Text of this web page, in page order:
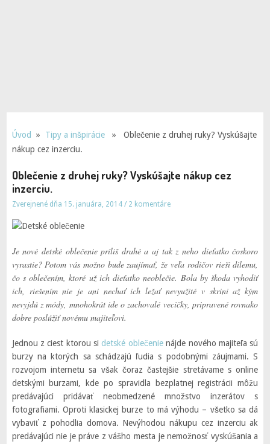
Úvod » Tipy a inšpirácie» Oblečenie z druhej ruky? Vyskúšajte
nákup cez inzerciu.
Oblečenie z druhej ruky? Vyskúšajte nákup cez
inzerciu.
Zverejnené dňa 15. januára, 2014/ 2 komentáre
Je nové detské oblečenie príliš drahé a aj tak z neho dieťatko čoskoro
vyrastie? Potom vás možno bude zaujímať, že veľa rodičov rieši dilemu,
čo s oblečením, ktoré už ich dieťatko neoblečie. Bola by škoda vyhodiť
ich, riešením nie je ani nechať ich ležať nevyužité v skrini až kým
nevyjdú z módy, mnohokrát ide o zachovalé vecičky, pripravené rovnako
dobre poslúžiť novému majiteľovi.
Jednou z ciest ktorou si detské oblečenienájde nového majiteľa sú
burzy na ktorých sa schádzajú ľudia s podobnými záujmami. S
rozvojom internetu sa však čoraz častejšie stretávame s online
detskými burzami, kde po spravidla bezplatnej registrácii môžu
predávajúci pridávať neobmedzené množstvo inzerátov s
fotografiami. Oproti klasickej burze to má výhodu – všetko sa dá
vybaviť z pohodlia domova. Nevýhodou nákupu cez inzerciu ak
predávajúci nie je práve z vášho mesta je nemožnosť vyskúšania a